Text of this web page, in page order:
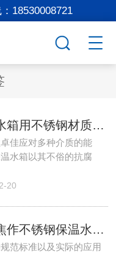
18530008721
焦作保温水箱用不锈钢材质的好处
佳应对多种介质的能
水箱以其不俗的抗腐
20
如何判断焦作不锈钢保温水箱的材质真假？
范标准以及实际的应用